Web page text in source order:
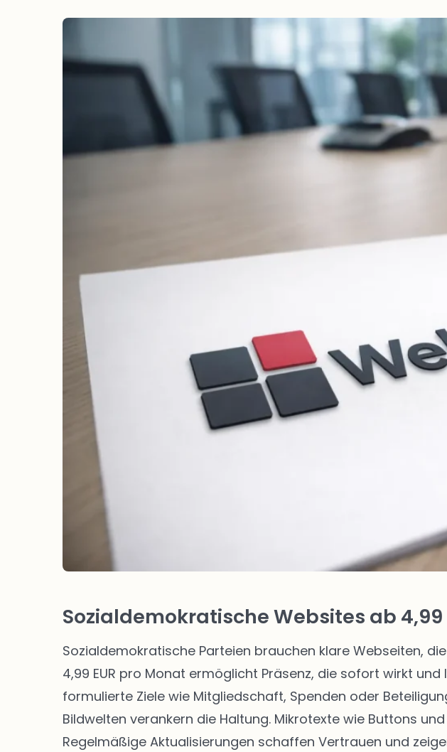
alle Altersgruppen
Sozialdemokratische Websites ab 4,99
Sozialdemokratische Parteien brauchen klare Webseiten,
4,99 EUR pro Monat ermöglicht Präsenz, die sofort wirkt
formulierte Ziele wie Mitgliedschaft, Spenden oder
Bildwelten verankern die Haltung. Mikrotexte wie Buttons
Regelmäßige Aktualisierungen schaffen Vertrauen und